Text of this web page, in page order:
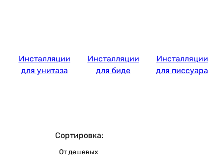
Инсталляции
для унитаза
Инсталляции
для биде
Инсталляции
для писсуара
Сортировка:
От дешевых